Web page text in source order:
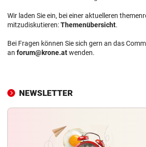
Wir laden Sie ein, bei einer aktuelleren
mitzudiskutieren:Themenübersicht.
Bei Fragen können Sie sich gern an das
an forum@krone.atwenden.
NEWSLETTER